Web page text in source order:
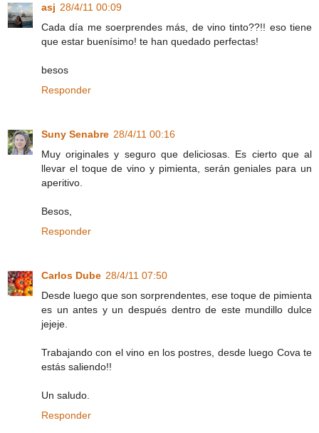
asj 28/4/11 00:09
Cada día me soerprendes más, de vino tinto??!! eso tiene
que estar buenísimo! te han quedado perfectas!
besos
Responder
Suny Senabre 28/4/11 00:16
Muy originales y seguro que deliciosas. Es cierto que al
llevar el toque de vino y pimienta, serán geniales para un
aperitivo.
Besos,
Responder
Carlos Dube 28/4/11 07:50
Desde luego que son sorprendentes, ese toque de pimienta
es un antes y un después dentro de este mundillo dulce
jejeje.
Trabajando con el vino en los postres, desde luego Cova te
estás saliendo!!
Un saludo.
Responder